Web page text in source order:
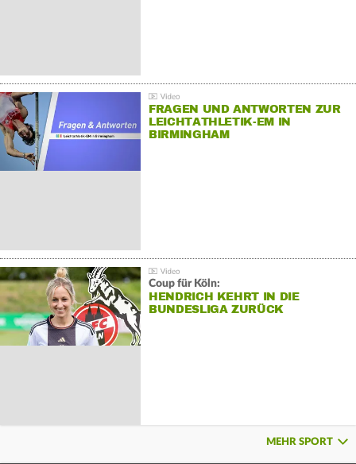
FRAGEN UND ANTWORTEN ZUR
LEICHTATHLETIK-EM IN
BIRMINGHAM
Coup für Köln:
HENDRICH KEHRT IN DIE
BUNDESLIGA ZURÜCK
MEHR SPORT